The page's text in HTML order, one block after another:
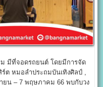
มีที่จอดรถยนต์ โดยมีการจัด
ร์ต หมอลำประถมบันเทิงศิลป์ ,
ยน – 7 พฤษภาคม 66 พบกับวง